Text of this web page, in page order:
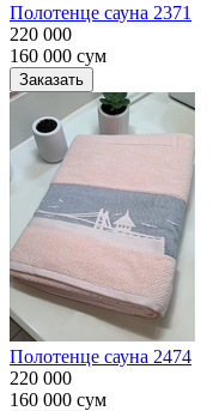
Полотенце сауна 2371
220 000
160 000 сум
Заказать
Полотенце сауна 2474
220 000
160 000 сум